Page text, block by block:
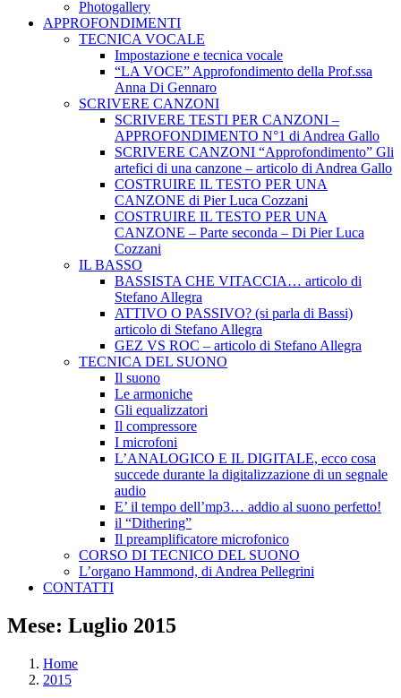
Photogallery
APPROFONDIMENTI
TECNICA VOCALE
Impostazione e tecnica vocale
“LA VOCE” Approfondimento della Prof.ssa
Anna Di Gennaro
SCRIVERE CANZONI
SCRIVERE TESTI PER CANZONI –
APPROFONDIMENTO N°1 di Andrea Gallo
SCRIVERE CANZONI “Approfondimento” Gli
artefici di una canzone – articolo di Andrea Gallo
COSTRUIRE IL TESTO PER UNA
CANZONE di Pier Luca Cozzani
COSTRUIRE IL TESTO PER UNA
CANZONE – Parte seconda – Di Pier Luca
Cozzani
IL BASSO
BASSISTA CHE VITACCIA… articolo di
Stefano Allegra
ATTIVO O PASSIVO? (si parla di Bassi)
articolo di Stefano Allegra
GEZ VS ROC – articolo di Stefano Allegra
TECNICA DEL SUONO
Il suono
Le armoniche
Gli equalizzatori
Il compressore
I microfoni
L’ANALOGICO E IL DIGITALE, ecco cosa
succede durante la digitalizzazione di un segnale
audio
E’ il tempo dell’mp3… addio al suono perfetto!
il “Dithering”
Il preamplificatore microfonico
CORSO DI TECNICO DEL SUONO
L’organo Hammond, di Andrea Pellegrini
CONTATTI
Mese: Luglio 2015
Home
2015